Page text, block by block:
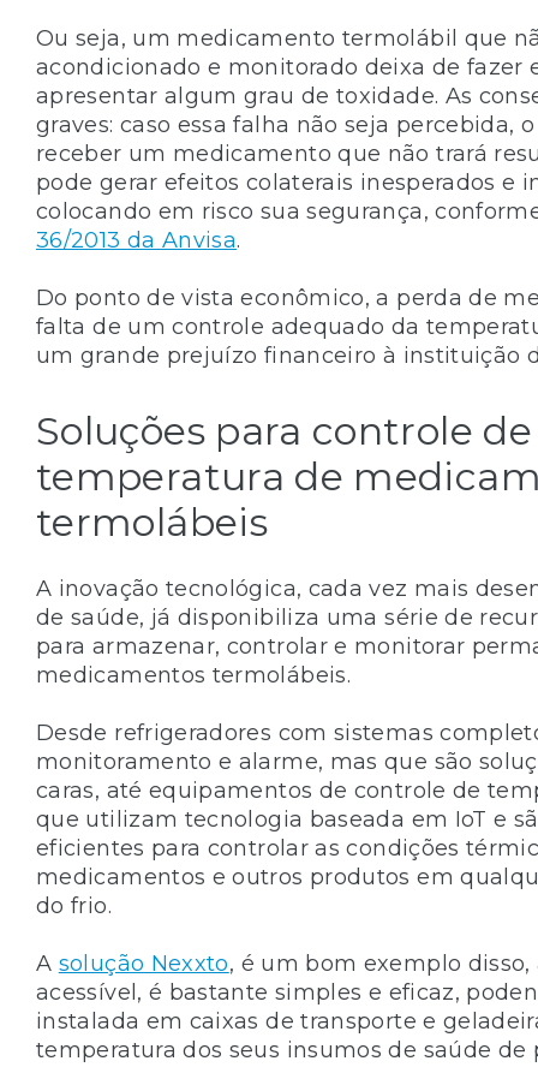
Ou seja, um medicamento termolábil que
acondicionado e monitorado deixa de fazer
apresentar algum grau de toxidade. As
graves: caso essa falha não seja percebida,
receber um medicamento que não trará
pode gerar efeitos colaterais inesperados e
colocando em risco sua segurança,
36/2013 da Anvisa.
Do ponto de vista econômico, a perda de
falta de um controle adequado da
um grande prejuízo financeiro à instituição
Soluções para controle de
temperatura de
termolábeis
A inovação tecnológica, cada vez mais
de saúde, já disponibiliza uma série de
para armazenar, controlar e monitorar
medicamentos termolábeis.
Desde refrigeradores com sistemas
monitoramento e alarme, mas que são
caras, até equipamentos de controle de
que utilizam tecnologia baseada em IoT e
eficientes para controlar as condições
medicamentos e outros produtos em
do frio.
A solução Nexxto, é um bom exemplo
acessível, é bastante simples e eficaz,
instalada em caixas de transporte e
temperatura dos seus insumos de saúde de